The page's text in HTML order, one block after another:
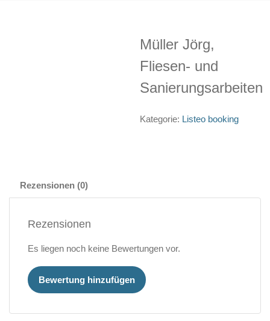
Müller Jörg,
Fliesen- und
Sanierungsarbeiten
Kategorie: Listeo booking
Rezensionen (0)
Rezensionen
Es liegen noch keine Bewertungen vor.
Bewertung hinzufügen